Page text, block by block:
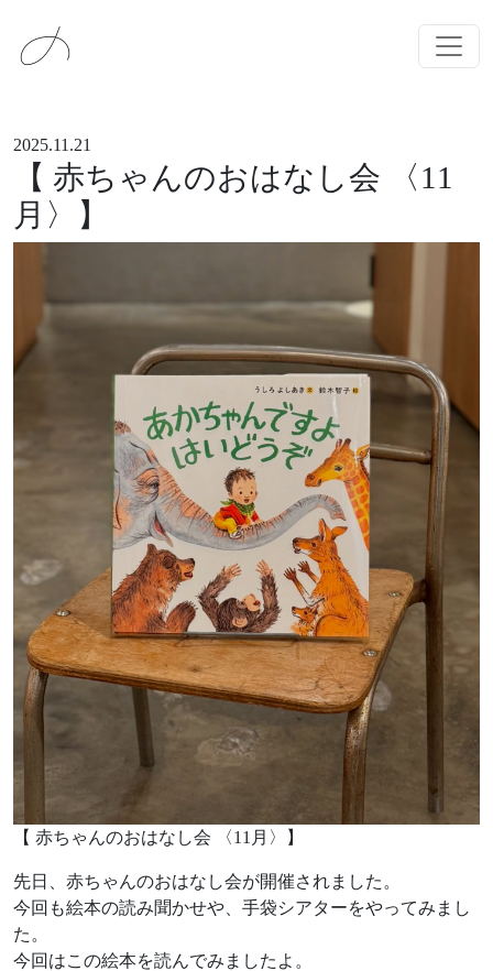
メインナビゲーション
2025.11.21
【 赤ちゃんのおはなし会 〈11
月〉】
【 赤ちゃんのおはなし会 〈11月〉】
先日、赤ちゃんのおはなし会が開催されました。
今回も絵本の読み聞かせや、手袋シアターをやってみまし
た。
今回はこの絵本を読んでみましたよ。